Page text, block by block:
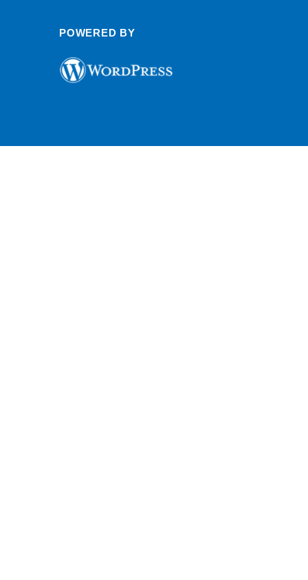
POWERED BY